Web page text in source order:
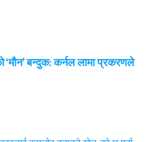
‘मौन’ बन्दुक: कर्नल लामा प्रकरणले